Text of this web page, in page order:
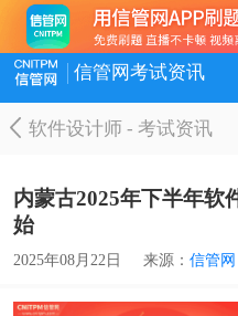
信管网考试资讯
软件设计师-考试资讯
内蒙古2025年下半年软
始
2025年08月22日 来源： 信管网